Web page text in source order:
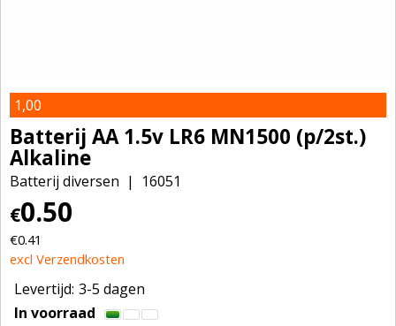
1,00
Batterij AA 1.5v LR6 MN1500 (p/2st.)
Alkaline
Batterij diversen 16051
€0.50
€0.41
excl Verzendkosten
Levertijd: 3-5 dagen
In voorraad